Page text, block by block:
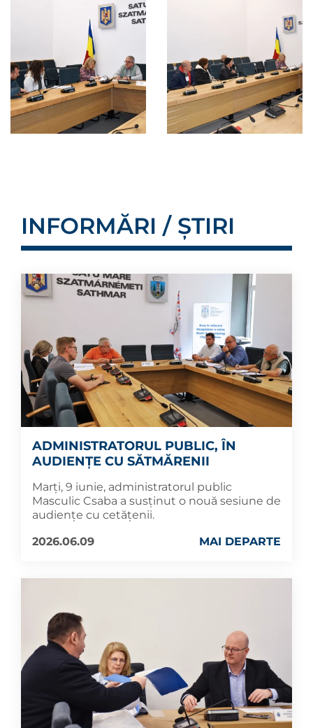
INFORMĂRI / ȘTIRI
ADMINISTRATORUL PUBLIC, ÎN
AUDIENȚE CU SĂTMĂRENII
Marți, 9 iunie, administratorul public
Masculic Csaba a susținut o nouă sesiune de
audiențe cu cetățenii.
2026.06.09
MAI DEPARTE